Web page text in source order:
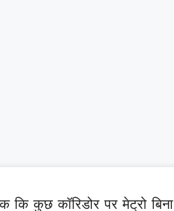
कि कुछ कॉरिडोर पर मेट्रो बिना